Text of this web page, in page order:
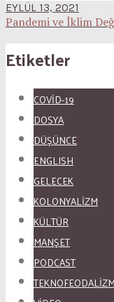
EYLÜL 13, 2021
Pandemi ve İklim
Etiketler
COVID-19
DOSYA
DÜŞÜNCE
ENGLISH
GELECEK
KOLONYALİZM
KÜLTÜR
MANŞET
PODCAST